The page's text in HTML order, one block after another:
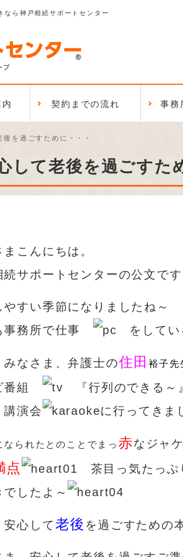
なら神戸相続サポートセンター
契約までの流れ 事務
後を過ごすために・・・
して老後を過ごすた
こんにちは。
続サポートセンターの公文です
やすい季節になりましたね～
事務所で仕事
をしてい
みなさま、弁護士の住田裕子先
番組
『行列のできる～
講演会
に行ってきま
なられたとのことでまっ赤なジャ
点
茶目っ気たっぷ
でしたよ～
安心して老後 を過ごすための